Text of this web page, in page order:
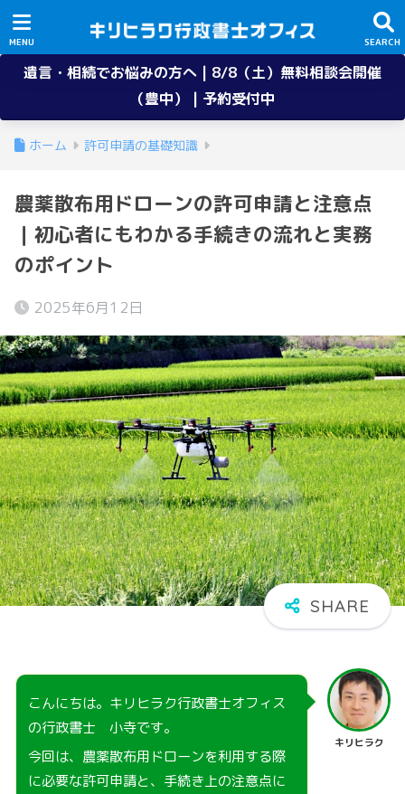
遺言・相続でお悩みの方へ | 8/8（土）無料相談会開催
（豊中） | 予約受付中
ホーム 許可申請の基礎知識
農薬散布用ドローンの許可申請と注意点
｜初心者にもわかる手続きの流れと実務
のポイント
2025年6月12日
キリヒラク
こんにちは。キリヒラク行政書士オフィス
の行政書士 小寺です。
今回は、農薬散布用ドローンを利用する際
に必要な許可申請と、手続き上の注意点に